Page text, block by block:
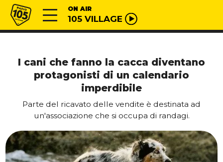
Vai al contenuto
Radio 105 ON AIR
105 VILLAGE
I cani che fanno la cacca diventano
protagonisti di un calendario
imperdibile
Parte del ricavato delle vendite è destinata ad
un'associazione che si occupa di randagi.